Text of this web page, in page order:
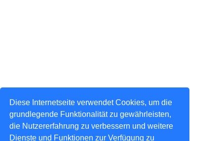
Diese Internetseite verwendet Cookies, um die
grundlegende Funktionalität zu gewährleisten,
die Nutzererfahrung zu verbessern und weitere
Dienste und Funktionen zur Verfügung zu